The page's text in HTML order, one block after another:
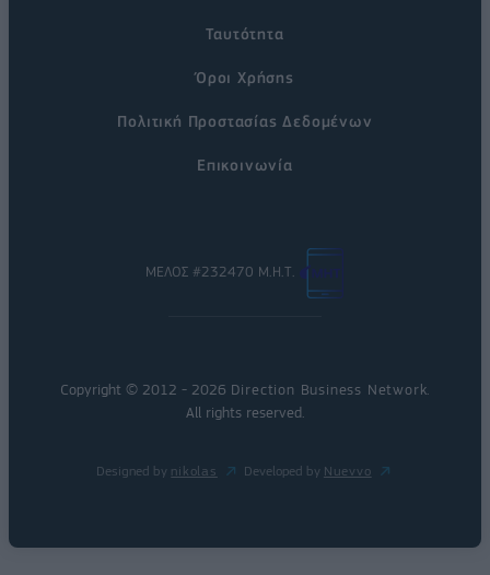
Ταυτότητα
Όροι Χρήσης
Πολιτική Προστασίας Δεδομένων
Επικοινωνία
ΜΕΛΟΣ #232470 Μ.Η.Τ.
Copyright © 2012 - 2026 Direction Business Network.
All rights reserved.
Designed by nikolas Developed by Nuevvo